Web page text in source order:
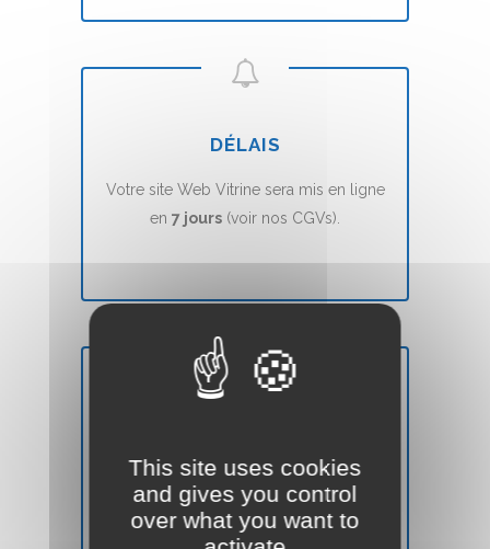
DÉLAIS
Votre site Web Vitrine sera mis en ligne
en 7 jours (voir nos CGVs).
Vous n'êtes passatisfait? Nous vous
remboursonssans aucune condition.
This site uses cookies
and gives you control
over what you want to